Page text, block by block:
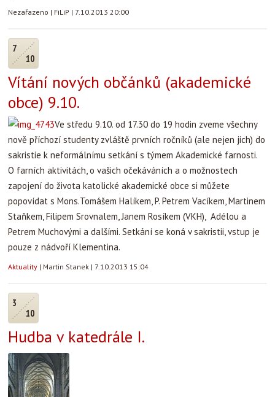
Nezařazeno | FiLiP | 7.10.2013 20:00
7
10
Vítání nových občánků (akademické
obce) 9.10.
Ve středu 9.10. od 17.30 do 19 hodin zveme všechny
nově příchozí studenty zvláště prvních ročníků (ale nejen jich) do
sakristie k neformálnímu setkání s týmem Akademické farnosti.
O farních aktivitách, o vašich očekáváních a o možnostech
zapojení do života katolické akademické obce si můžete
popovídat s Mons.Tomášem Halíkem, P. Petrem Vacíkem, Martinem
Staňkem, Filipem Srovnalem, Janem Rosíkem (VKH), Adélou a
Petrem Muchovými a dalšími. Setkání se koná v sakristii, vstup je
pouze z nádvoří Klementina.
Aktuality | Martin Stanek | 7.10.2013 15:04
3
10
Hudba v katedrále I.